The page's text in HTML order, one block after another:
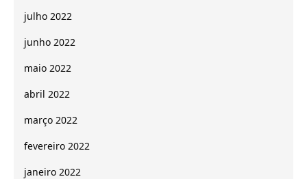
julho 2022
junho 2022
maio 2022
abril 2022
março 2022
fevereiro 2022
janeiro 2022